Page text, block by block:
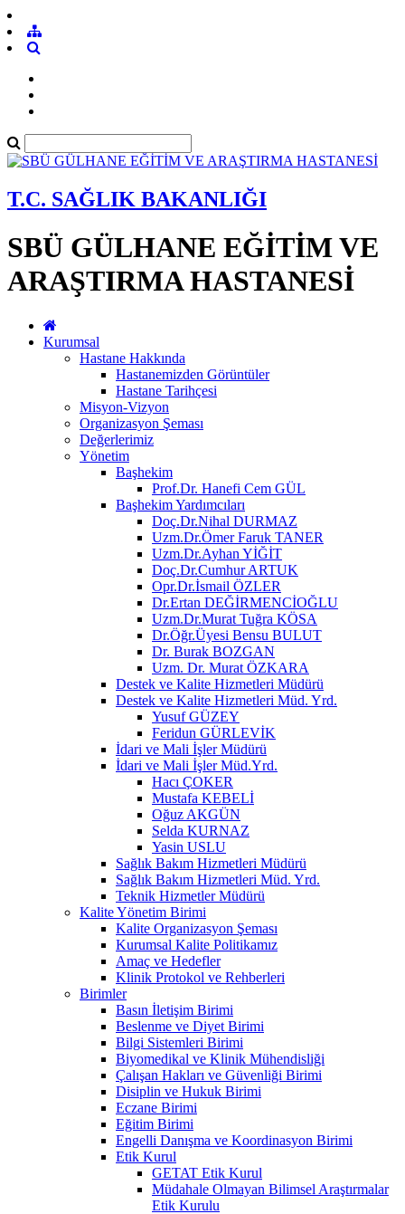
T.C. SAĞLIK BAKANLIĞI
SBÜ GÜLHANE EĞİTİM VE
ARAŞTIRMA HASTANESİ
Kurumsal
Hastane Hakkında
Hastanemizden Görüntüler
Hastane Tarihçesi
Misyon-Vizyon
Organizasyon Şeması
Değerlerimiz
Yönetim
Başhekim
Prof.Dr. Hanefi Cem GÜL
Başhekim Yardımcıları
Doç.Dr.Nihal DURMAZ
Uzm.Dr.Ömer Faruk TANER
Uzm.Dr.Ayhan YİĞİT
Doç.Dr.Cumhur ARTUK
Opr.Dr.İsmail ÖZLER
Dr.Ertan DEĞİRMENCİOĞLU
Uzm.Dr.Murat Tuğra KÖSA
Dr.Öğr.Üyesi Bensu BULUT
Dr. Burak BOZGAN
Uzm. Dr. Murat ÖZKARA
Destek ve Kalite Hizmetleri Müdürü
Destek ve Kalite Hizmetleri Müd. Yrd.
Yusuf GÜZEY
Feridun GÜRLEVİK
İdari ve Mali İşler Müdürü
İdari ve Mali İşler Müd.Yrd.
Hacı ÇOKER
Mustafa KEBELİ
Oğuz AKGÜN
Selda KURNAZ
Yasin USLU
Sağlık Bakım Hizmetleri Müdürü
Sağlık Bakım Hizmetleri Müd. Yrd.
Teknik Hizmetler Müdürü
Kalite Yönetim Birimi
Kalite Organizasyon Şeması
Kurumsal Kalite Politikamız
Amaç ve Hedefler
Klinik Protokol ve Rehberleri
Birimler
Basın İletişim Birimi
Beslenme ve Diyet Birimi
Bilgi Sistemleri Birimi
Biyomedikal ve Klinik Mühendisliği
Çalışan Hakları ve Güvenliği Birimi
Disiplin ve Hukuk Birimi
Eczane Birimi
Eğitim Birimi
Engelli Danışma ve Koordinasyon Birimi
Etik Kurul
GETAT Etik Kurul
Müdahale Olmayan Bilimsel Araştırmalar
Etik Kurulu